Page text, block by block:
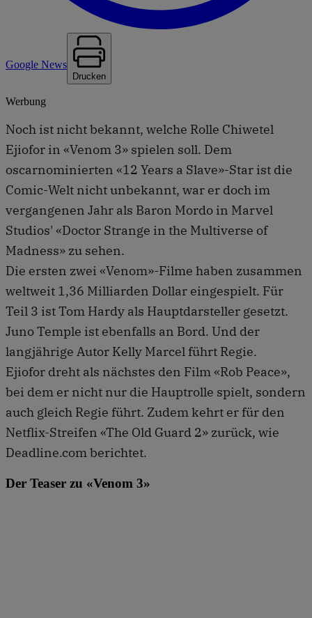
Google News
Drucken
Werbung
Noch ist nicht bekannt, welche Rolle Chiwetel
Ejiofor in «Venom 3» spielen soll. Dem
oscarnominierten «12 Years a Slave»-Star ist die
Comic-Welt nicht unbekannt, war er doch im
vergangenen Jahr als Baron Mordo in Marvel
Studios' «Doctor Strange in the Multiverse of
Madness» zu sehen.
Die ersten zwei «Venom»-Filme haben zusammen
weltweit 1,36 Milliarden Dollar eingespielt. Für
Teil 3 ist Tom Hardy als Hauptdarsteller gesetzt.
Juno Temple ist ebenfalls an Bord. Und der
langjährige Autor Kelly Marcel führt Regie.
Ejiofor dreht als nächstes den Film «Rob Peace»,
bei dem er nicht nur die Hauptrolle spielt, sondern
auch gleich Regie führt. Zudem kehrt er für den
Netflix-Streifen «The Old Guard 2» zurück, wie
Deadline.com berichtet.
Der Teaser zu «Venom 3»